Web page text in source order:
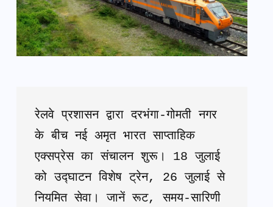
रेलवे प्रशासन द्वारा दरभंगा-गोमती नगर
के बीच नई अमृत भारत साप्ताहिक
एक्सप्रेस का संचालन शुरू। 18 जुलाई
को उद्घाटन विशेष ट्रेन, 26 जुलाई से
नियमित सेवा। जानें रूट, समय-सारिणी